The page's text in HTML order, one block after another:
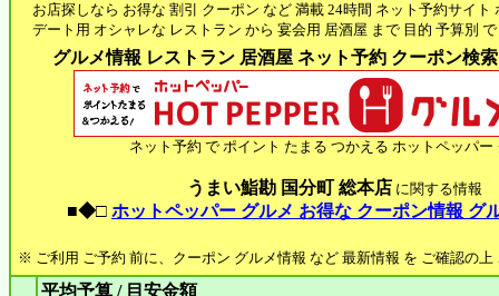
お店探しなら お得な 割引 クーポン など 満載 24時間 ネット予約サイト
デート用 オシャレな レストラン から 宴会用 居酒屋 まで 目的 予算別
グルメ情報 レストラン 居酒屋 ネット予約 クーポン検
ネット予約 で ポイント たまる つかえる ホットペッパー
うまい鮨勘 国分町 総本店に関する情報
■◆□ ホットペッパー グルメ お得な クーポン情報 グ
※ ご利用 ご予約 前に、クーポン グルメ情報 など 最新情報 を ご確認の上
平均予算 / 目安金額